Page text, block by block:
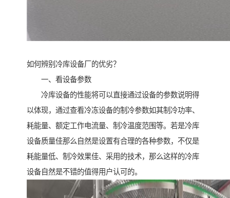
如何辨别冷库设备厂的优劣？
一、看设备参数
冷库设备的性能将可以直接通过设备的参数说明得
以体现，通过查看冷冻设备的制冷参数如其制冷功率、
耗能量、额定工作电流量、制冷温度范围等。若是冷库
设备质量佳那么自然是设置有合理的各种参数，不仅是
耗能量低、制冷效果佳、采用的技术，那么这样的冷库
设备自然是不错的值得用户认可的。